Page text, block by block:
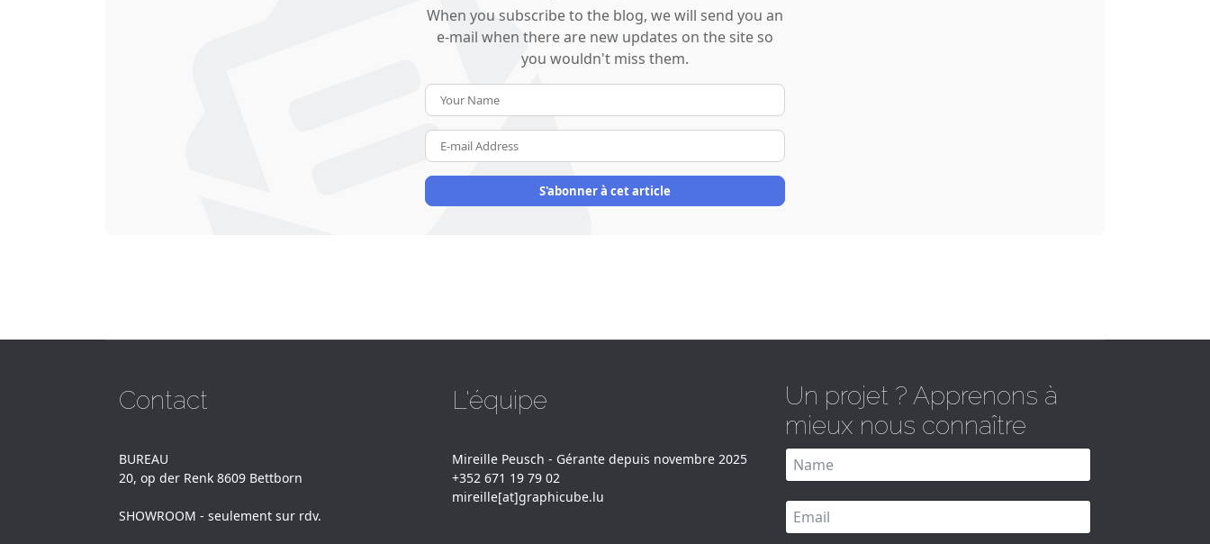
When you subscribe to the blog, we will send you an
e-mail when there are new updates on the site so
you wouldn't miss them.
Name
mail
Address
S'abonner à cet article
Contact
BUREAU
20, op der Renk 8609 Bettborn
SHOWROOM - seulement sur rdv.
L'équipe
Mireille Peusch - Gérante depuis novembre 2025
+352 671 19 79 02
mireille[at]graphicube.lu
Un projet ? Apprenons à
mieux nous connaître